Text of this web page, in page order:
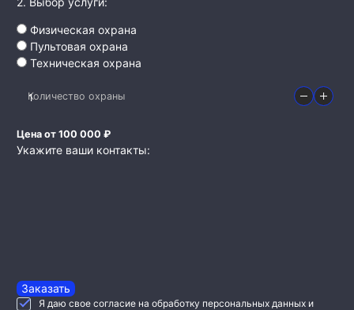
Физическая охрана
Пультовая охрана
Техническая охрана
Количество охраны
Цена от 100 000 ₽
Укажите ваши контакты:
Заказать
Я даю свое согласие на обработку персональных данных и